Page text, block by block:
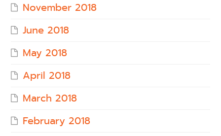
November 2018
June 2018
May 2018
April 2018
March 2018
February 2018